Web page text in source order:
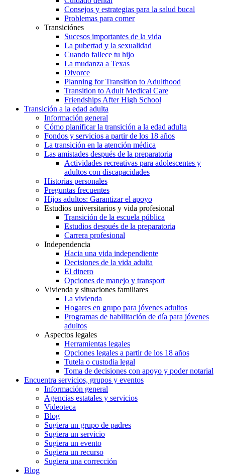
Consejos y estrategias para la salud bucal
Problemas para comer
Transiciónes
Sucesos importantes de la vida
La pubertad y la sexualidad
Cuando fallece tu hijo
La mudanza a Texas
Divorce
Planning for Transition to Adulthood
Transition to Adult Medical Care
Friendships After High School
Transición a la edad adulta
Información general
Cómo planificar la transición a la edad adulta
Fondos y servicios a partir de los 18 años
La transición en la atención médica
Las amistades después de la preparatoria
Actividades recreativas para adolescentes y
adultos con discapacidades
Historias personales
Preguntas frecuentes
Hijos adultos: Garantizar el apoyo
Estudios universitarios y vida profesional
Transición de la escuela pública
Estudios después de la preparatoria
Carrera profesional
Independencia
Hacia una vida independiente
Decisiones de la vida adulta
El dinero
Opciones de manejo y transport
Vivienda y situaciones familiares
La vivienda
Hogares en grupo para jóvenes adultos
Programas de habilitación de día para jóvenes
adultos
Aspectos legales
Herramientas legales
Opciones legales a partir de los 18 años
Tutela o custodia legal
Toma de decisiones con apoyo y poder notarial
Encuentra servicios, grupos y eventos
Información general
Agencias estatales y servicios
Videoteca
Blog
Sugiera un grupo de padres
Sugiera un servicio
Sugiera un evento
Sugiera un recurso
Sugiera una corrección
Blog